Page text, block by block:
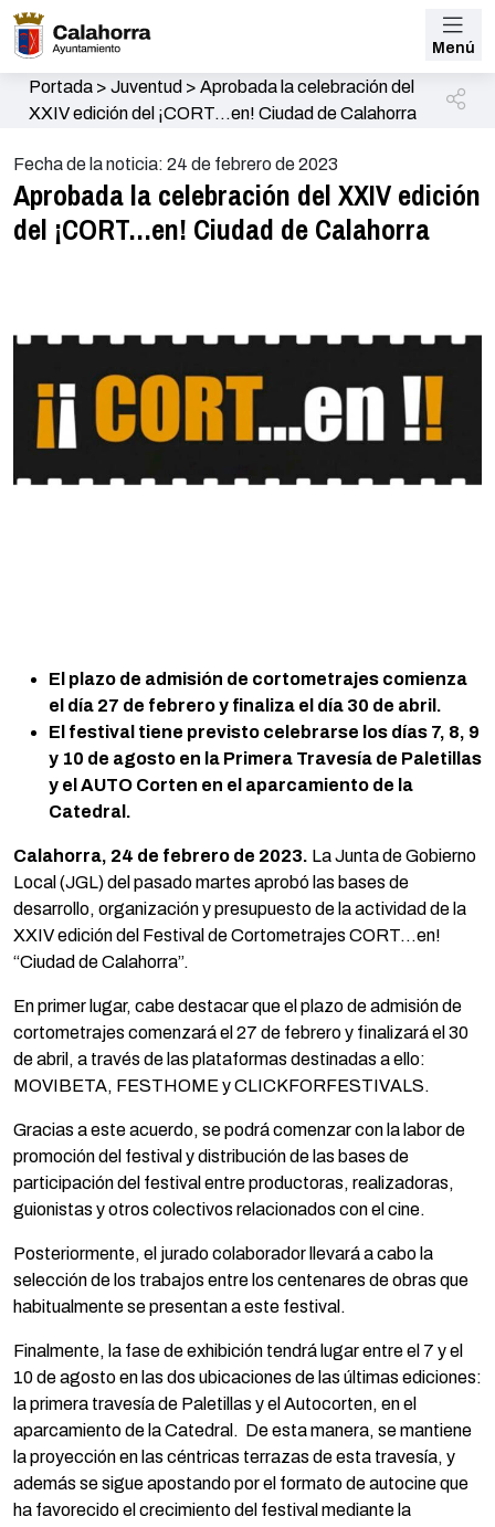
Menú
Portada> Juventud > Aprobada la celebración del
XXIV edición del ¡CORT…en! Ciudad de Calahorra
Fecha de la noticia: 24 de febrero de 2023
Aprobada la celebración del XXIV edición
del ¡CORT…en! Ciudad de Calahorra
El plazo de admisión de cortometrajes comienza
el día 27 de febrero y finaliza el día 30 de abril.
El festival tiene previsto celebrarse los días 7, 8, 9
y 10 de agosto en la Primera Travesía de Paletillas
y el AUTO Corten en el aparcamiento de la
Catedral.
Calahorra, 24 de febrero de 2023. La Junta de Gobierno
Local (JGL) del pasado martes aprobó las bases de
desarrollo, organización y presupuesto de la actividad de la
XXIV edición del Festival de Cortometrajes CORT…en!
“Ciudad de Calahorra”.
En primer lugar, cabe destacar que el plazo de admisión de
cortometrajes comenzará el 27 de febrero y finalizará el 30
de abril, a través de las plataformas destinadas a ello:
MOVIBETA, FESTHOME y CLICKFORFESTIVALS.
Gracias a este acuerdo, se podrá comenzar con la labor de
promoción del festival y distribución de las bases de
participación del festival entre productoras, realizadoras,
guionistas y otros colectivos relacionados con el cine.
Posteriormente, el jurado colaborador llevará a cabo la
selección de los trabajos entre los centenares de obras que
habitualmente se presentan a este festival.
Finalmente, la fase de exhibición tendrá lugar entre el 7 y el
10 de agosto en las dos ubicaciones de las últimas ediciones:
la primera travesía de Paletillas y el Autocorten, en el
aparcamiento de la Catedral. De esta manera, se mantiene
la proyección en las céntricas terrazas de esta travesía, y
además se sigue apostando por el formato de autocine que
ha favorecido el crecimiento del festival mediante la